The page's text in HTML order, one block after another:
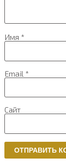
Имя *
Email *
Сайт